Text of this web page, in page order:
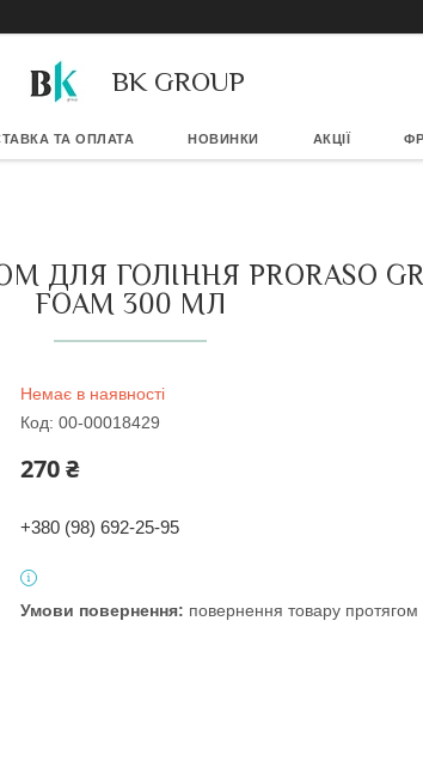
BK GROUP
ТА ОПЛАТА НОВИНКИ АКЦІЇ
ГОЛІННЯ PRORASO
FOAM 300 МЛ
Немає в наявності
Код: 00-00018429
270 ₴
+380 (98) 692-25-95
повернення товару протягом